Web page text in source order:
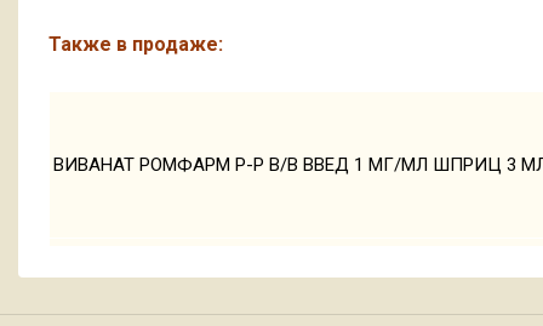
Также в продаже:
ВИВАНАТ РОМФАРМ Р-Р В/В ВВЕД 1 МГ/МЛ ШПРИЦ 3